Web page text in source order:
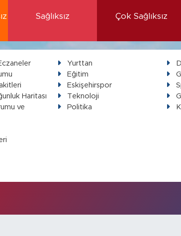
Sağlıksız Çok Sağlıksız
Haritası
ve
Yurttan
Eğitim
Eskişehirspor
Teknoloji
Politika